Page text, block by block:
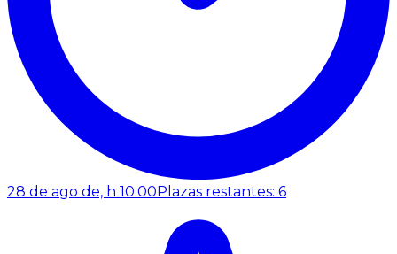
28 de ago de, h 10:00Plazas restantes: 6